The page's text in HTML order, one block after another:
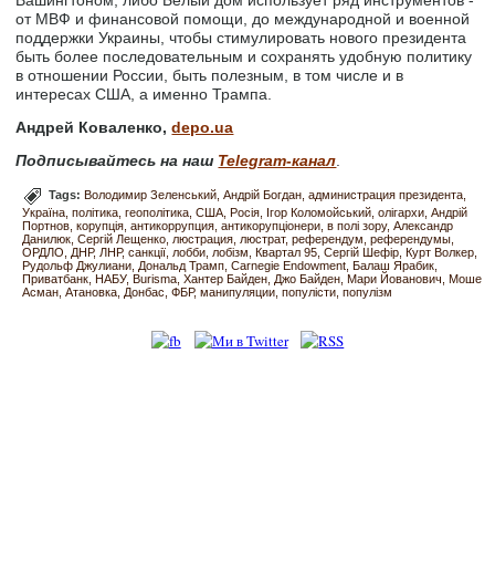
от МВФ и финансовой помощи, до международной и военной
поддержки Украины, чтобы стимулировать нового президента
быть более последовательным и сохранять удобную политику
в отношении России, быть полезным, в том числе и в
интересах США, а именно Трампа.
Андрей Коваленко,depo.ua
Подписывайтесь на наш Telegram-канал
Tags:Володимир Зеленський Андрій Богдан администрация президента
Україна політика геополітика США Росія Ігор Коломойський олігархи Андрій
Портнов корупція антикоррупция антикорупціонери в полі зору Александр
Данилюк Сергій Лещенко люстрация люстрат референдум
референдумы
ОРДЛО
ДНР ЛНР санкції лобби лобізм Квартал 95 Сергій Шефір Курт Волкер
Рудольф Джулиани Дональд Трамп Carnegie Endowment Балаш Ярабик
Приватбанк НАБУ Burisma Хантер Байден Джо Байден Мари Йованович
Моше
Асман Атановка Донбас ФБР манипуляции популісти популізм